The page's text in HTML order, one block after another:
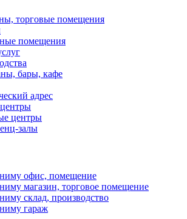
торговые помещения
помещения
бары, кафе
адрес
центры
залы
офис, помещение
магазин, торговое помещение
склад, производство
гараж